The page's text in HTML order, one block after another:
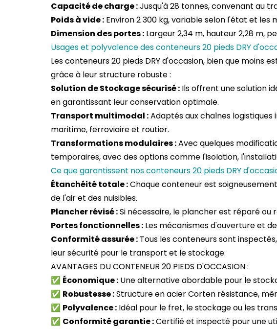
Capacité de charge :Jusqu'à 28 tonnes, convenant au
Poids à vide : Environ 2 300 kg, variable selon l'état et les
Dimension des portes : Largeur 2,34 m, hauteur 2,28 m,
Usages et polyvalence des conteneurs 20 pieds DRY
Les conteneurs 20 pieds DRY d'occasion, bien que moins
grâce à leur structure robuste :
Solution de Stockage sécurisé : Ils offrent une solution
en garantissant leur conservation optimale.
Transport multimodal :Adaptés aux chaînes
maritime, ferroviaire et routier.
Transformations modulaires :Avec quelques
temporaires, avec des options comme l'isolation,
Ce que garantissent nos conteneurs 20 pieds DRY
Étanchéité totale :Chaque conteneur est
de l'air et des nuisibles.
Plancher révisé :Si nécessaire, le plancher est réparé
Portes fonctionnelles : Les mécanismes d'ouverture et
Conformité assurée : Tous les conteneurs sont
leur sécurité pour le transport et le stockage.
AVANTAGES DU CONTENEUR 20 PIEDS D'OCCASION :
✅ Économique : Une alternative abordable pour le
✅ Robustesse :Structure en acier Corten résistance,
✅ Polyvalence : Idéal pour le fret, le stockage ou les
✅ Conformité garantie :Certifié et inspecté pour une